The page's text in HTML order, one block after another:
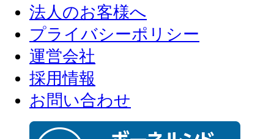
法人のお客様へ
プライバシーポリシー
運営会社
採用情報
お問い合わせ